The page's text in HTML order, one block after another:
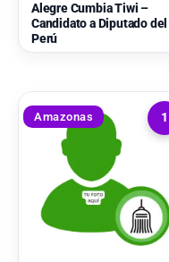
Alegre Cumbia Tiwi –
Candidato a Diputado del
Perú
1
Amazonas